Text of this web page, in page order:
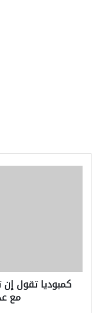
الحدود،
معكمبوديا تقول إن
مع